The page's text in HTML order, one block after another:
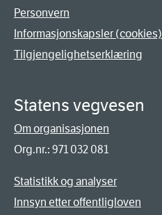
Personvern
Informasjonskapsler (cookies)
Tilgjengelighetserklæring
Statens vegvesen
Om organisasjonen
Org.nr.: 971 032 081
Statistikk og analyser
Innsyn etter offentligloven